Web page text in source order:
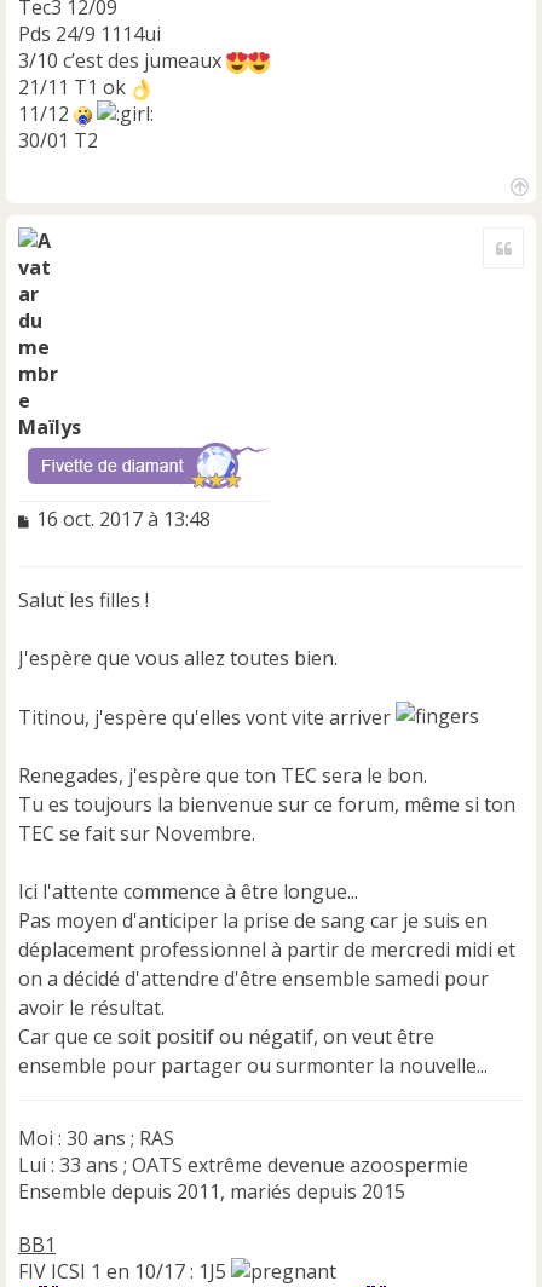
Tec3 12/09
Pds 24/9 1114ui
3/10 c’est des jumeaux
21/11 T1 ok
11/12
30/01 T2
Maïlys
M
a
e
n
u
16 oct. 2017 à 13:48
Salut les filles !
J'espère que vous allez toutes bien.
Titinou, j'espère qu'elles vont vite arriver
Renegades, j'espère que ton TEC sera le bon.
Tu es toujours la bienvenue sur ce forum, même si ton
TEC se fait sur Novembre.
Ici l'attente commence à être longue...
Pas moyen d'anticiper la prise de sang car je suis en
déplacement professionnel à partir de mercredi midi et
on a décidé d'attendre d'être ensemble samedi pour
avoir le résultat.
Car que ce soit positif ou négatif, on veut être
ensemble pour partager ou surmonter la nouvelle...
Moi : 30 ans ; RAS
Lui : 33 ans ; OATS extrême devenue azoospermie
Ensemble depuis 2011, mariés depuis 2015
BB1
FIV ICSI 1 en 10/17 : 1J5